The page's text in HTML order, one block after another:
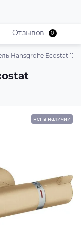
Hansgrohe Ecostat
Отзывов 0
нет в наличии